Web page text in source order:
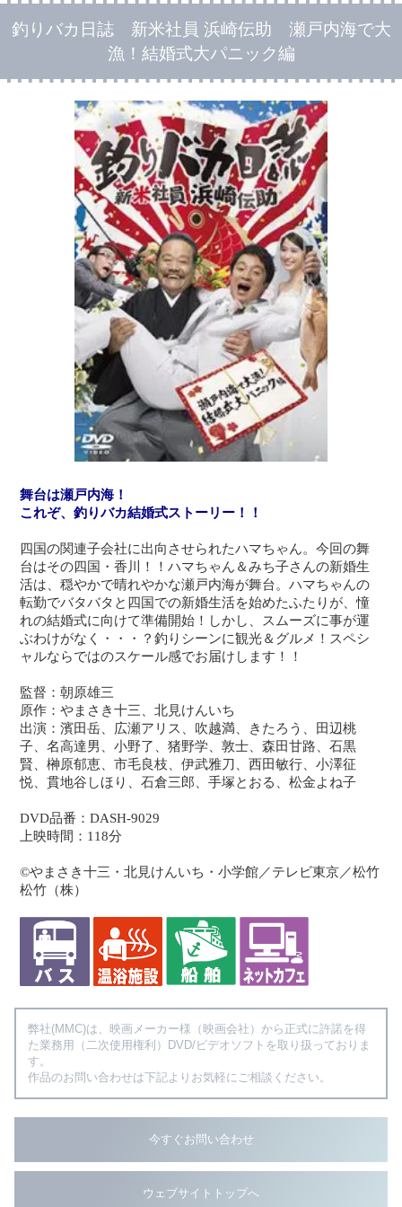
釣りバカ日誌 新米社員 浜崎伝助 瀬戸内海で大
漁！結婚式大パニック編
舞台は瀬戸内海！
これぞ、釣りバカ結婚式ストーリー！！
四国の関連子会社に出向させられたハマちゃん。今回の舞
台はその四国・香川！！ハマちゃん＆みち子さんの新婚生
活は、穏やかで晴れやかな瀬戸内海が舞台。ハマちゃんの
転勤でバタバタと四国での新婚生活を始めたふたりが、憧
れの結婚式に向けて準備開始！しかし、スムーズに事が運
ぶわけがなく・・・？釣りシーンに観光＆グルメ！スペシ
ャルならではのスケール感でお届けします！！
監督：朝原雄三
原作：やまさき十三、北見けんいち
出演：濱田岳、広瀬アリス、吹越満、きたろう、田辺桃
子、名高達男、小野了、猪野学、敦士、森田甘路、石黒
賢、榊原郁恵、市毛良枝、伊武雅刀、西田敏行、小澤征
悦、貫地谷しほり、石倉三郎、手塚とおる、松金よね子
DVD品番：DASH-9029
上映時間：118分
©やまさき十三・北見けんいち・小学館／テレビ東京／松竹
松竹（株）
弊社(MMC)は、映画メーカー様（映画会社）から正式に許諾を得
た業務用（二次使用権利）DVD/ビデオソフトを取り扱っておりま
す。
作品のお問い合わせは下記よりお気軽にご相談ください。
今すぐお問い合わせ
ウェブサイトトップへ